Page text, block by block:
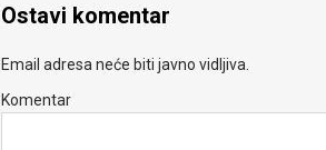
Ostavi komentar
Email adresa neće biti javno vidljiva.
Komentar